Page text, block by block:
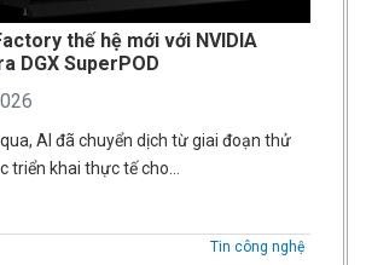
thế hệ mới với NVIDIA
DGX SuperPOD
AI đã chuyển dịch từ giai đoạn thử
triển khai thực tế cho…
Tin công nghệ